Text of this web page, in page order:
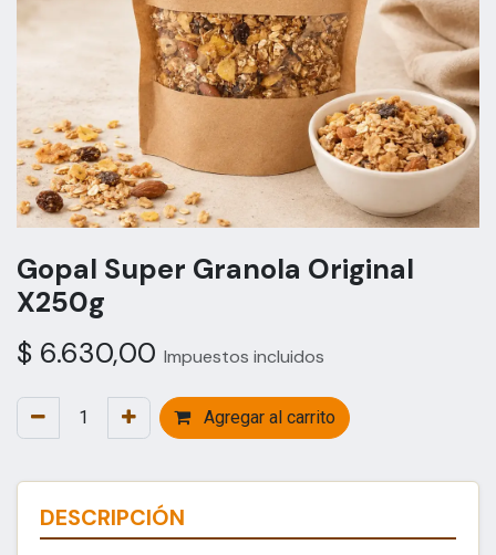
Gopal Super Granola Original
X250g
$ 6.630,00 Impuestos incluidos
Agregar al carrito
DESCRIPCIÓN